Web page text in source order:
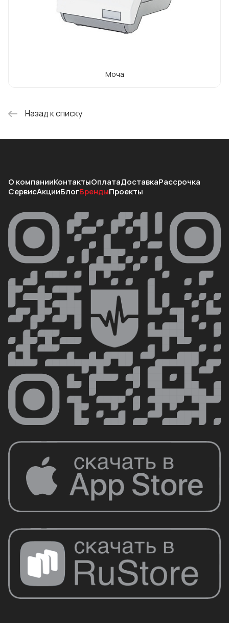
ближнего и дальнего зарубежья. С 90-х
годов основным направлением
приборостроения компании является
Моча
Назад к списку
О компанииКонтактыОплатаДоставкаРассрочка
СервисАкцииБлогБрендыПроекты